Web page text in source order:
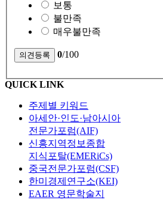
보통
불만족
매우불만족
0/100
QUICK LINK
주제별 키워드
아세안·인도·남아시아
전문가포럼(AIF)
신흥지역정보종합
지식포탈(EMERiCs)
중국전문가포럼(CSF)
한미경제연구소(KEI)
EAER 영문학술지